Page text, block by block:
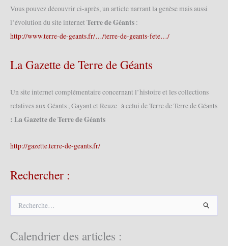
Vous pouvez découvrir ci-après, un article narrant la genèse mais aussi
l’évolution du site internet Terre de Géants :
http://www.terre-de-geants.fr/…/terre-de-geants-fete…/
La Gazette de Terre de Géants
Un site internet complémentaire concernant l’histoire et les collections
relatives aux Géants , Gayant et Reuze à celui de Terre de Terre de Géants
: La Gazette de Terre de Géants
http://gazette.terre-de-geants.fr/
Rechercher :
h
e
Calendrier des articles :